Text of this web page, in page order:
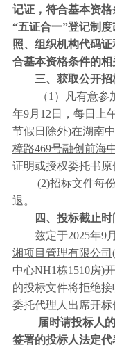
记证，符合基本资
“五证合一”登记制
照、组织机构代码
合基本资格条件的相
三、获取公开
（1 ）凡有意参
年9月 12 日，每日上
节假日除外)在湖南
樟路469号融创前海
证明或授权委托书原
(2)招标文件每
退。
四、投标截止
兹定于2025年9月
湘项目管理有限公司
中心NH1栋1510房)
的投标文件将拒绝
委托代理人出席开标
届时请投标人
签署的投标人法定